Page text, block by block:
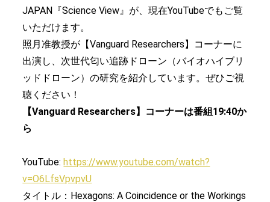
JAPAN『Science View』が、現在YouTubeでもご覧
いただけます。
照月准教授が【Vanguard Researchers】コーナーに
出演し、次世代匂い追跡ドローン（バイオハイブリ
ッドドローン）の研究を紹介しています。ぜひご視
聴ください！
【Vanguard Researchers】コーナーは番組19:40か
ら
YouTube:https://www.youtube.com/watch?
v=O6LfsVpvpvU
タイトル：Hexagons: A Coincidence or the Workings